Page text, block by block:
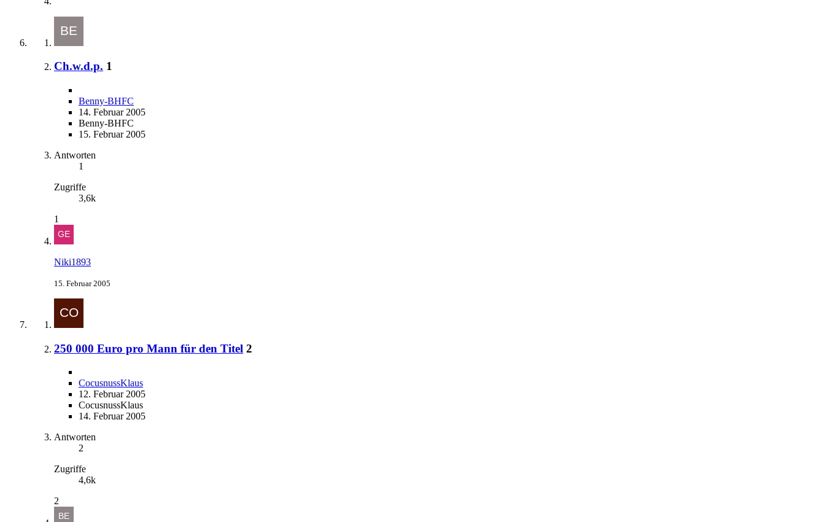
Ch.w.d.p. 1
Benny-BHFC
14. Februar 2005
Benny-BHFC
15. Februar 2005
Antworten
1
Zugriffe
3,6k
1
Niki1893
15. Februar 2005
250 000 Euro pro Mann für den Titel 2
CocusnussKlaus
12. Februar 2005
CocusnussKlaus
14. Februar 2005
Antworten
2
Zugriffe
4,6k
2